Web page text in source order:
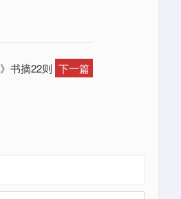
书摘22则 下一篇